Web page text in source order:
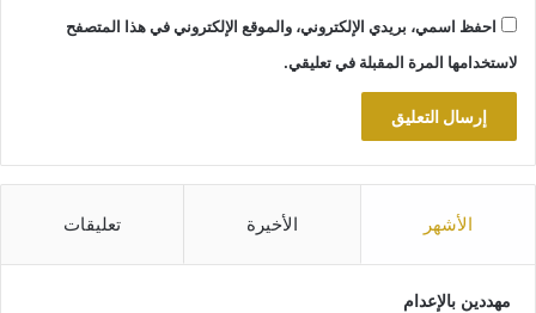
احفظ اسمي، بريدي الإلكتروني، والموقع الإلكتروني في هذا المتصفح
لاستخدامها المرة المقبلة في تعليقي.
الأشهر الأخيرة تعليقات
مهددين بالإعدام